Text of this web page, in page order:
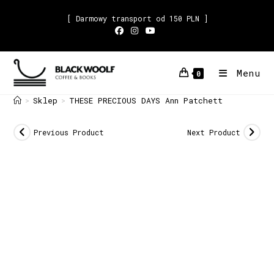
[ Darmowy transport od 150 PLN ]
0 Menu
> Sklep > THESE PRECIOUS DAYS Ann Patchett
Previous Product Next Product